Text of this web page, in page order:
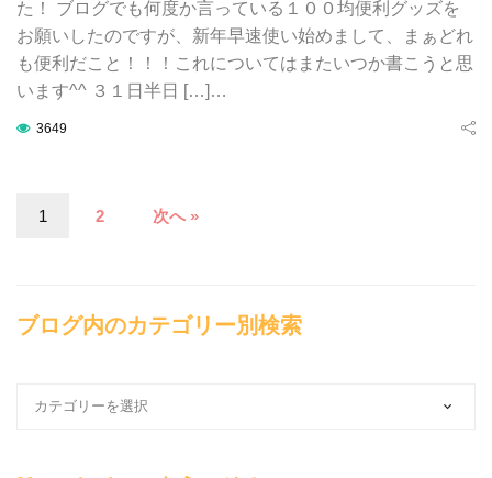
た！ ブログでも何度か言っている１００均便利グッズを
お願いしたのですが、新年早速使い始めまして、まぁどれ
も便利だこと！！！これについてはまたいつか書こうと思
います^^ ３１日半日 […]…
3649
1 2 次へ »
ブログ内のカテゴリー別検索